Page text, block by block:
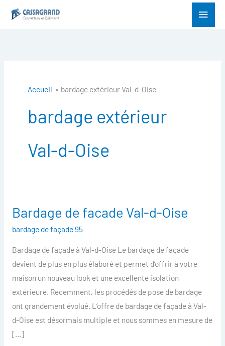
Menu
Accueil bardage extérieur Val-d-Oise
bardage extérieur
Val-d-Oise
Bardage de facade Val-d-Oise
bardage de façade 95
Bardage de façade à Val-d-Oise Le bardage de façade
devient de plus en plus élaboré et permet d’offrir à votre
maison un nouveau look et une excellente isolation
extérieure. Récemment, les procédés de pose de bardage
ont grandement évolué. L’offre de bardage de façade à Val-
d-Oise est désormais multiple et nous sommes en mesure de
[…]
Bardage
Val-
d-
Oise